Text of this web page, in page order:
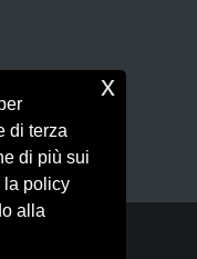
di terza
di più sui
la policy
alla
x